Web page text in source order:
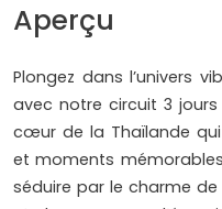
Aperçu
Plongez dans l’univers
avec notre circuit 3
cœur de la Thaïlande
et moments
séduire par le charme